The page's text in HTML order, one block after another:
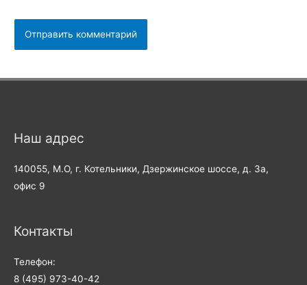
Наш адрес
140055, М.О, г. Котельники, Дзержинское шоссе, д. 3а,
офис 9
Контакты
Телефон:
8 (495) 973-40-42